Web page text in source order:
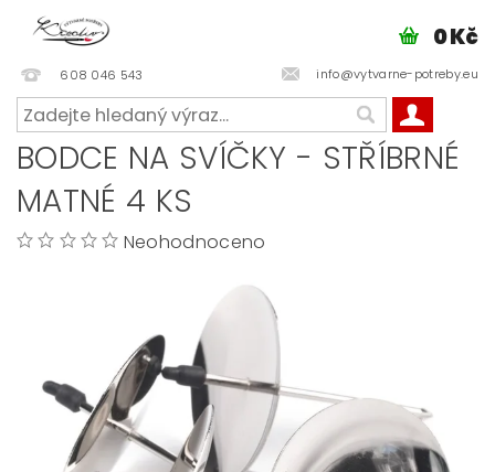
608 046 543 info@vytvarne-potreby.eu
0 Kč
BODCE NA SVÍČKY - STŘÍBRNÉ
MATNÉ 4 KS
Neohodnoceno